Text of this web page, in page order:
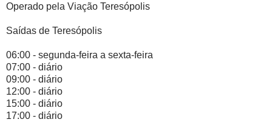
Operado pela Viação Teresópolis
Saídas de Teresópolis
06:00 - segunda-feira a sexta-feira
07:00 - diário
09:00 - diário
12:00 - diário
15:00 - diário
17:00 - diário